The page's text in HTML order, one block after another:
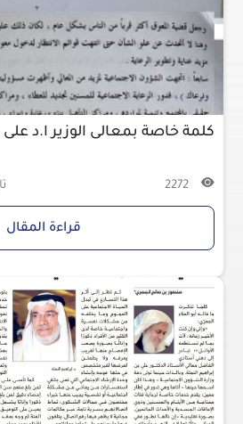
كلمة خاصة بمعالى الوزير ا.د على
2272
قراءة المقال